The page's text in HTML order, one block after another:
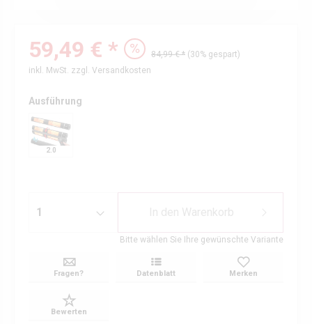
59,49 € * 84,99 € * (30% gespart)
inkl. MwSt. zzgl. Versandkosten
Ausführung
2.0
Bitte wählen Sie Ihre gewünschte Variante
Fragen? Datenblatt Merken
Bewerten